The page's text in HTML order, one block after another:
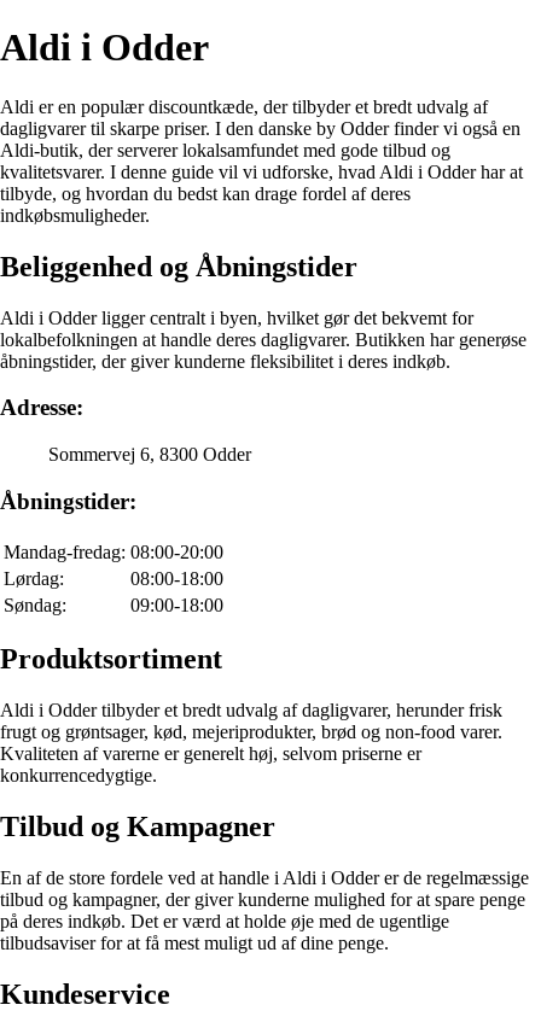
Aldi i Odder
Aldi er en populær discountkæde, der tilbyder et bredt udvalg af
dagligvarer til skarpe priser. I den danske by Odder finder vi også en
Aldi-butik, der serverer lokalsamfundet med gode tilbud og
kvalitetsvarer. I denne guide vil vi udforske, hvad Aldi i Odder har at
tilbyde, og hvordan du bedst kan drage fordel af deres
indkøbsmuligheder.
Beliggenhed og Åbningstider
Aldi i Odder ligger centralt i byen, hvilket gør det bekvemt for
lokalbefolkningen at handle deres dagligvarer. Butikken har generøse
åbningstider, der giver kunderne fleksibilitet i deres indkøb.
Adresse:
Sommervej 6, 8300 Odder
Åbningstider:
Mandag-fredag: 08:00-20:00
Lørdag:
08:00-18:00
Søndag:
09:00-18:00
Produktsortiment
Aldi i Odder tilbyder et bredt udvalg af dagligvarer, herunder frisk
frugt og grøntsager, kød, mejeriprodukter, brød og non-food varer.
Kvaliteten af varerne er generelt høj, selvom priserne er
konkurrencedygtige.
Tilbud og Kampagner
En af de store fordele ved at handle i Aldi i Odder er de regelmæssige
tilbud og kampagner, der giver kunderne mulighed for at spare penge
på deres indkøb. Det er værd at holde øje med de ugentlige
tilbudsaviser for at få mest muligt ud af dine penge.
Kundeservice